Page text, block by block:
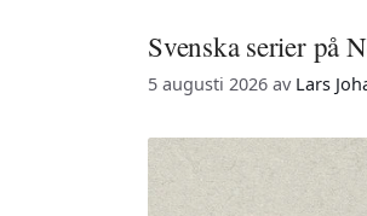
Svenska serier på
5 augusti 2026 av Lars